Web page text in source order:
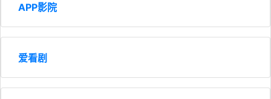
APP影院
爱看剧